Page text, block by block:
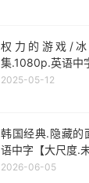
权力的游戏/
集.1080p.英语中
2025-05-12
韩国经典.隐藏
语中字【大尺度.
2026-06-05